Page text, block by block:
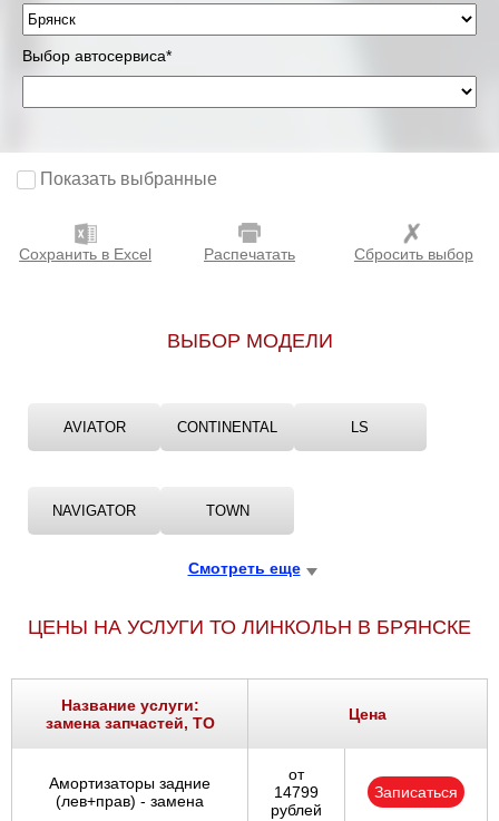
Выбор автосервиса*
Показать выбранные
Сохранить в Excel Распечатать Сбросить выбор
ВЫБОР МОДЕЛИ
AVIATOR CONTINENTAL LS
NAVIGATOR TOWN
Смотреть еще
ЦЕНЫ НА УСЛУГИ ТО ЛИНКОЛЬН В БРЯНСКЕ
Название услуги:
замена запчастей, ТО
Цена
Амортизаторы задние
(лев+прав) - замена
от
14799
рублей
Записаться